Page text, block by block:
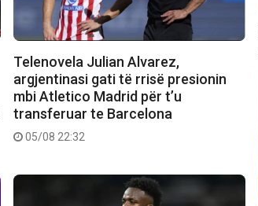
Telenovela Julian Alvarez,
argjentinasi gati të rrisë presionin
mbi Atletico Madrid për t’u
transferuar te Barcelona
05/08 22:32